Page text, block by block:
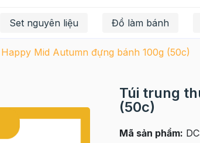
Set nguyên liệu Đồ làm bánh
Mid Autumn đựng bánh 100g (50c)
Túi trung
(50c)
Mã sản phẩm: